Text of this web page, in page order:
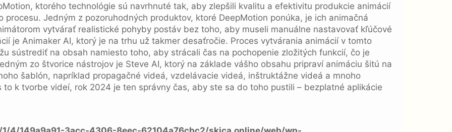
ktorého technológie sú navrhnuté tak, aby zlepšili kvalitu a efektivitu produkcie animácií
Jedným z pozoruhodných produktov, ktoré DeepMotion ponúka, je ich animačná
vytvárať realistické pohyby postáv bez toho, aby museli manuálne nastavovať kľúčové
je Animaker AI, ktorý je na trhu už takmer desaťročie. Proces vytvárania animácií v tomto
sústrediť na obsah namiesto toho, aby strácali čas na pochopenie zložitých funkcií, čo je
zo štvorice nástrojov je Steve AI, ktorý na základe vášho obsahu pripraví animáciu šitú na
šablón, napríklad propagačné videá, vzdelávacie videá, inštruktážne videá a mnoho
k tvorbe videí, rok 2024 je ten správny čas, aby ste sa do toho pustili – bezplatné aplikácie